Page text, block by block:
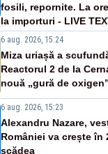
fosili, repornite. La
la importuri - LIVE
6 aug. 2026, 15:24
Miza uriașă a
Reactorul 2 de la
nouă „gură de oxigen”
6 aug. 2026, 15:23
Alexandru Nazare,
României va crește în
scădea